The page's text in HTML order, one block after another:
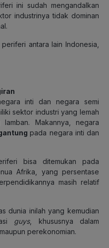
ini sudah mengandalkan
industrinya tidak dominan
antara lain Indonesia,
inti dan negara semi
sektor industri yang lemah
Makannya, negara
pada negara inti dan
bisa ditemukan pada
Afrika, yang persentase
masih relatif
dunia inilah yang kemudian
guys, khususnya dalam
perekonomian.